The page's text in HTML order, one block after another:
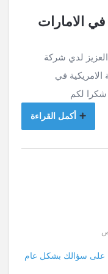
الامارات
لدي شركة
في
لكم
أكمل القراءة
على سؤالك بشكل عام